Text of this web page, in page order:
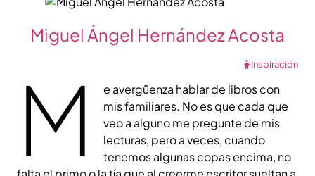
Miguel Ángel Hernández Acosta
Inspiración
M
e avergüenza hablar de libros con
mis familiares. No es que cada que
veo a alguno me pregunte de mis
lecturas, pero a veces, cuando
tenemos algunas copas encima, no